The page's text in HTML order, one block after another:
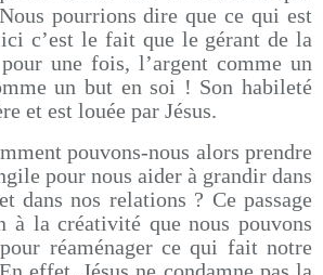
pourrions dire que ce qui est
c’est le fait que le gérant de la
une fois, l’argent comme un
un but en soi ! Son habileté
et est louée par Jésus.
pouvons-nous alors prendre
pour nous aider à grandir dans
dans nos relations ? Ce passage
à la créativité que nous pouvons
réaménager ce qui fait notre